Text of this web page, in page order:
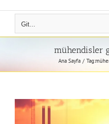
Git...
mühendisler
Ana Sayfa Tag: